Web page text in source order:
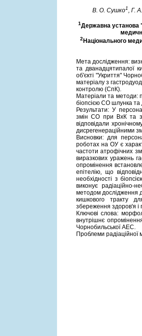
В. О. Сушко1, Г.
1Державна установа
2 Національного
Мета дослідження:
та дванадцятипалої
об'єкті "Укриття"
матеріалу з
контролю (СпК).
Матеріали та методи:
біопсією СО шлунка та
Результати: У
змін СО при ВхК та
відповідали
дисрегенераційними
Висновки: для
роботах на ОУ є
частоти атрофічних
виразкових уражень
опромінення
епітелію, що
необхідності з
виконує радіаційно-
методом дослідження
кишкового тракту
збереження здоров'я і
Ключові слова:
внутрішнє
Чорнобильської АЕС.
Проблеми радіаційної